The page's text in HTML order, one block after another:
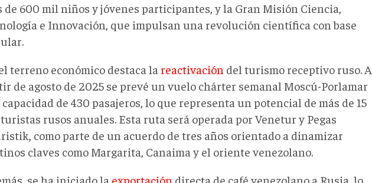
de 600 mil niños y jóvenes participantes, y la Gran Misión Ciencia,
e Innovación, que impulsan una revolución científica con base
terreno económico destaca la reactivación del turismo receptivo ruso. A
de agosto de 2025 se prevé un vuelo chárter semanal Moscú-Porlamar
capacidad de 430 pasajeros, lo que representa un potencial de más de 15
turistas rusos anuales. Esta ruta será operada por Venetur y Pegas
como parte de un acuerdo de tres años orientado a dinamizar
claves como Margarita, Canaima y el oriente venezolano.
se ha iniciado la exportación directa de café venezolano a Rusia, lo